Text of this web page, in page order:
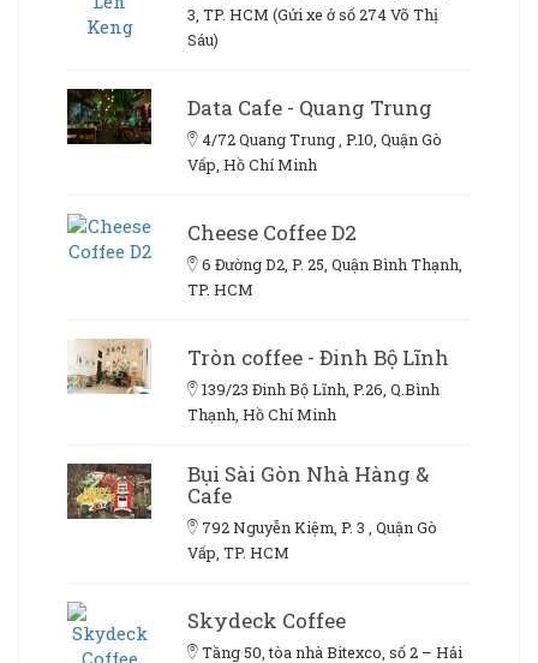
3, TP. HCM (Gửi xe ở số 274 Võ Thị
Sáu)
Data Cafe - Quang Trung
4/72 Quang Trung , P.10, Quận Gò
Vấp, Hồ Chí Minh
Cheese Coffee D2
6 Đường D2, P. 25, Quận Bình Thạnh,
TP. HCM
Tròn coffee - Đinh Bộ Lĩnh
139/23 Đinh Bộ Lĩnh, P.26, Q.Bình
Thạnh, Hồ Chí Minh
Bụi Sài Gòn Nhà Hàng &
Cafe
792 Nguyễn Kiệm, P. 3 , Quận Gò
Vấp, TP. HCM
Skydeck Coffee
Tầng 50, tòa nhà Bitexco, số 2 – Hải